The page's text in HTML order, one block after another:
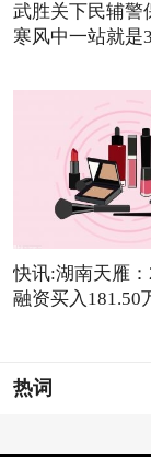
武胜关下民辅
寒风中一站就是
快讯:湖南天雁
融资买入181.50
热词